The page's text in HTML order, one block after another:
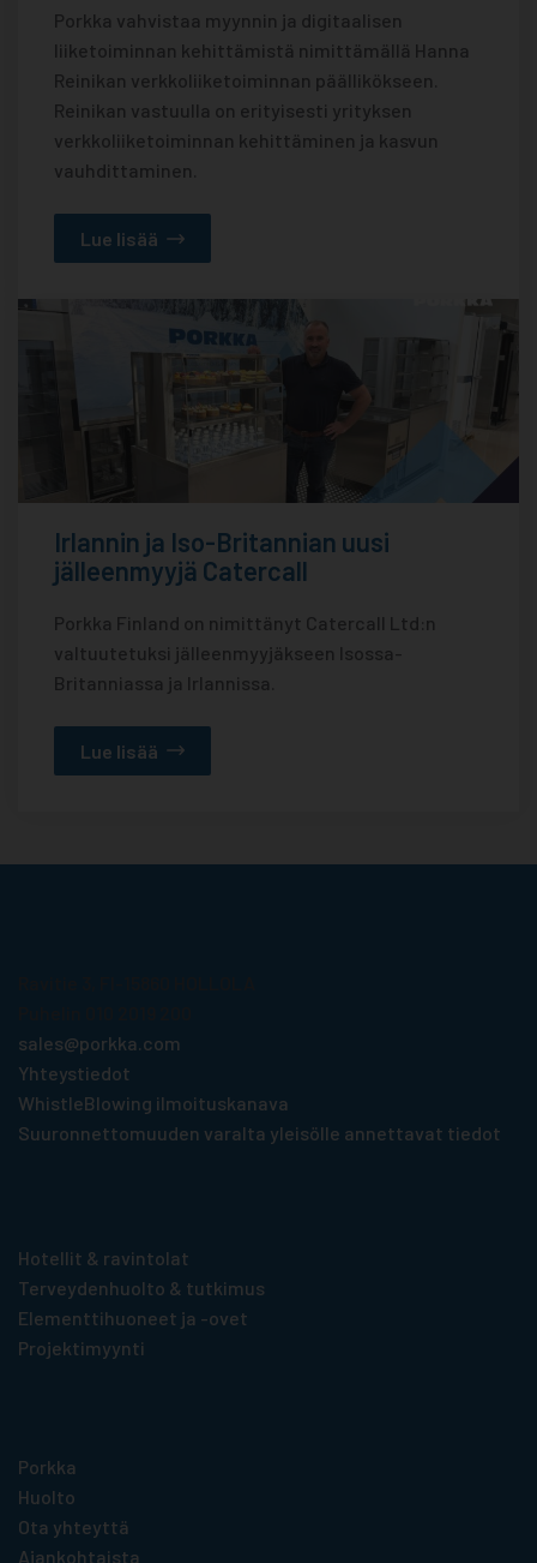
Porkka vahvistaa myynnin ja digitaalisen
liiketoiminnan kehittämistä nimittämällä Hanna
Reinikan verkkoliiketoiminnan päällikökseen.
Reinikan vastuulla on erityisesti yrityksen
verkkoliiketoiminnan kehittäminen ja kasvun
vauhdittaminen.
Lue lisää
Irlannin ja Iso-Britannian uusi
jälleenmyyjä Catercall
Porkka Finland on nimittänyt Catercall Ltd:n
valtuutetuksi jälleenmyyjäkseen Isossa-
Britanniassa ja Irlannissa.
Lue lisää
sales@porkka.com
Yhteystiedot
WhistleBlowing ilmoituskanava
Suuronnettomuuden varalta yleisölle annettavat tiedot
Hotellit & ravintolat
Terveydenhuolto & tutkimus
Elementti­huoneet ja -ovet
Projektimyynti
Porkka
Huolto
Ota yhteyttä
Ajankohtaista